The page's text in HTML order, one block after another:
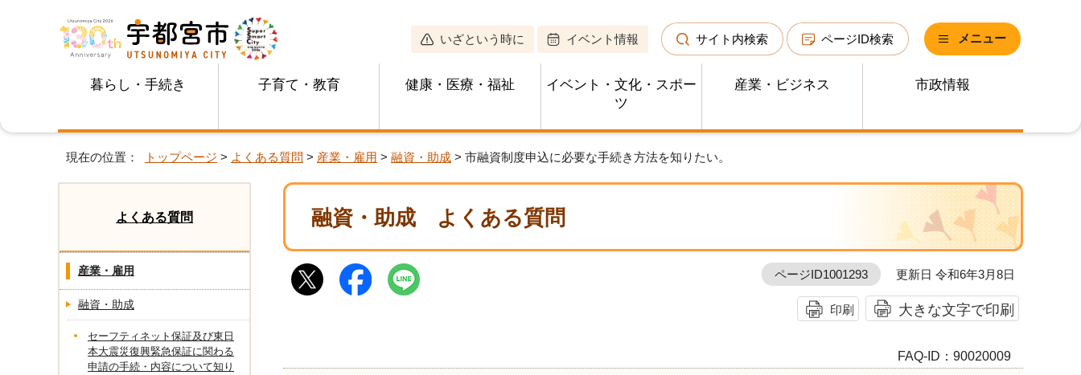
いざという時に イベント情報 サイト内検索 ページID検索 メニュー
暮らし・手続き 子育て・教育 健康・医療・福祉
イベント・文化・スポー
ツ
産業・ビジネス 市政情報
現在の位置： トップページ > よくある質問 > 産業・雇用 > 融資・助成 > 市融資制度申込に必要な手続き方法を知りたい。
融資・助成 よくある質問
ページID1001293 更新日 令和6年3月8日
印刷 大きな文字で印刷
FAQ-ID：90020009
よくある質問
産業・雇用
融資・助成
セーフティネット保証及び東日
本大震災復興緊急保証に関わる
申請の手続・内容について知り